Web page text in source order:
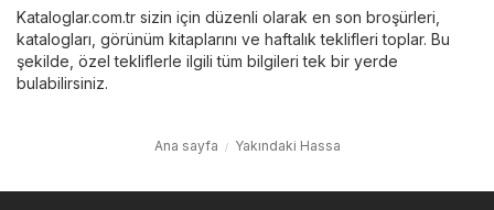
Kataloglar.com.tr sizin için düzenli olarak en son broşürleri,
katalogları, görünüm kitaplarını ve haftalık teklifleri toplar. Bu
şekilde, özel tekliflerle ilgili tüm bilgileri tek bir yerde
bulabilirsiniz.
Ana sayfa Yakındaki Hassa